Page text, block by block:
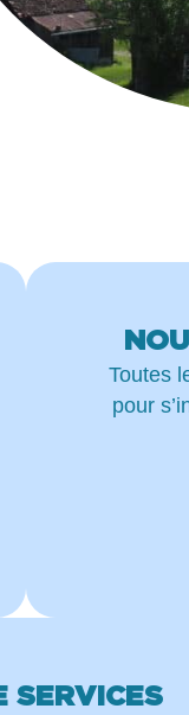
Toutes
pour
SERVICES